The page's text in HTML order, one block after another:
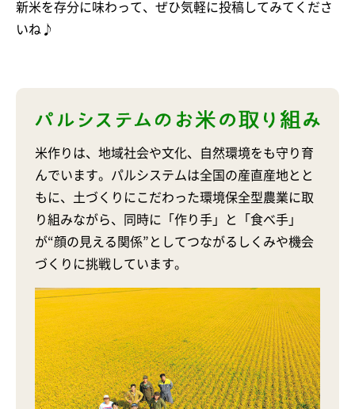
新米を存分に味わって、ぜひ気軽に投稿してみてくださ
いね♪
米作りは、地域社会や文化、自然環境をも守り育
んでいます。パルシステムは全国の産直産地とと
もに、土づくりにこだわった環境保全型農業に取
り組みながら、同時に「作り手」と「食べ手」
が“顔の見える関係”としてつながるしくみや機会
づくりに挑戦しています。